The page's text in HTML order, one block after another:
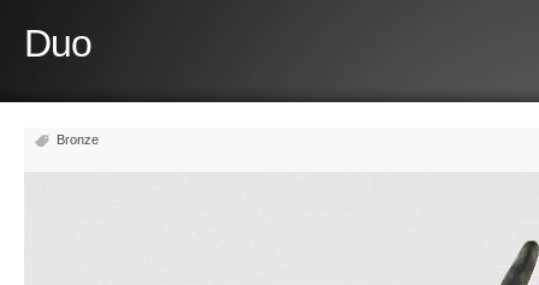
Duo
Bronze